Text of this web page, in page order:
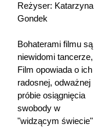
Reżyser: Katarzyna
Gondek
Bohaterami filmu są
niewidomi tancerze,
Film opowiada o ich
radosnej, odważnej
próbie osiągnięcia
swobody w
"widzącym świecie"